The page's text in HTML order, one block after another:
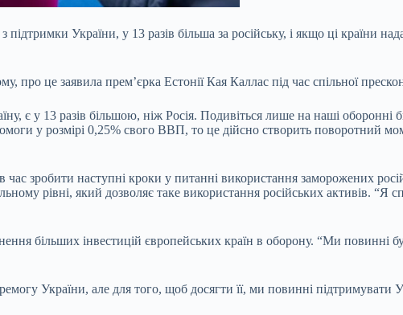
з підтримки України, у 13 разів більша за російську, і якщо ці країни
про це заявила прем’єрка Естонії Кая Каллас під час спільної
є у 13 разів більшою, ніж Росія. Подивіться лише на наші
у розмірі 0,25% свого ВВП, то це дійсно створить
час зробити наступні кроки у питанні використання заморожених
рівні, який дозволяє таке використання російських активів.
більших інвестицій європейських країн в оборону. “Ми повинні
України, але для того, щоб досягти її, ми повинні підтримувати